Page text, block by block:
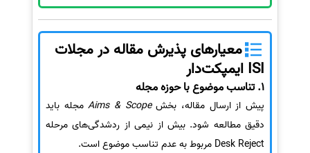
معیارهای پذیرش مقاله در مجلات
ISI ایمپکت‌دار
1. تناسب موضوع با حوزه مجله
پیش از ارسال مقاله، بخشAims & Scopeمجله باید
دقیق مطالعه شود. بیش از نیمی از ردشدگی‌های مرحله
Desk Reject مربوط به عدم تناسب موضوع است.